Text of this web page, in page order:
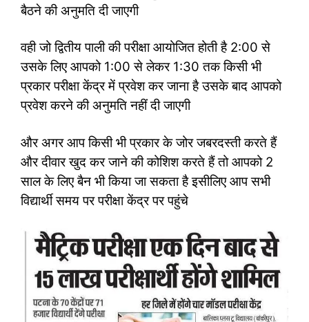
बैठने की अनुमति दी जाएगी
वही जो द्वितीय पाली की परीक्षा आयोजित होती है 2:00 से
उसके लिए आपको 1:00 से लेकर 1:30 तक किसी भी
प्रकार परीक्षा केंद्र में प्रवेश कर जाना है उसके बाद आपको
प्रवेश करने की अनुमति नहीं दी जाएगी
और अगर आप किसी भी प्रकार के जोर जबरदस्ती करते हैं
और दीवार खुद कर जाने की कोशिश करते हैं तो आपको 2
साल के लिए बैन भी किया जा सकता है इसीलिए आप सभी
विद्यार्थी समय पर परीक्षा केंद्र पर पहुंचे